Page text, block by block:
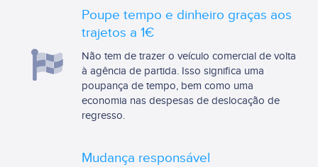
Poupe tempo e dinheiro graças aos
trajetos a 1€
Não tem de trazer o veículo comercial de volta
à agência de partida. Isso significa uma
poupança de tempo, bem como uma
economia nas despesas de deslocação de
regresso.
Mudança responsável